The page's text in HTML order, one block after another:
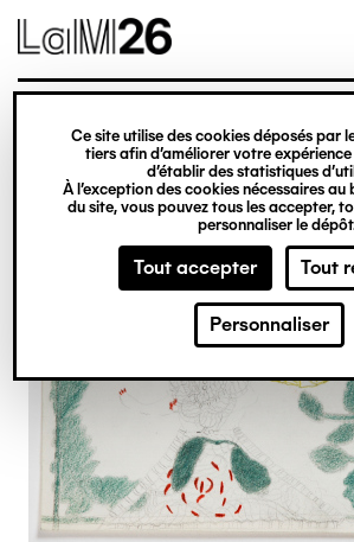
Gestion des cookies
Ce site utilise des cookies déposés par
tiers afin d’améliorer votre
d’établir des statistiques
À l’exception des cookies nécessaires
du site, vous pouvez tous les accepter,
personnaliser le
Tout accepter Tout
Personnaliser
contenu